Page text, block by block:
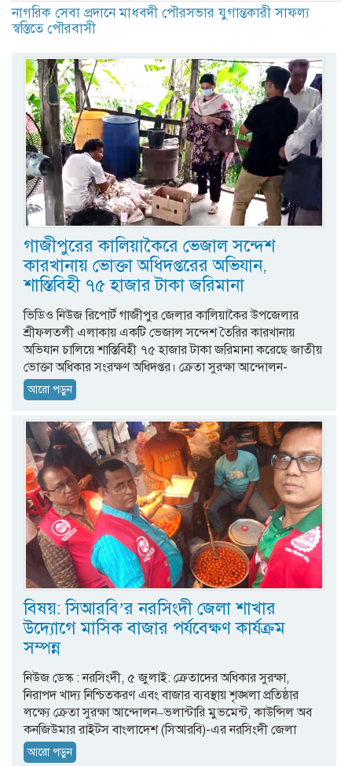
নাগরিক সেবা প্রদানে মাধবদী পৌরসভার যুগান্তকারী সাফল্য
স্বস্তিতে পৌরবাসী
গাজীপুরের কালিয়াকৈরে ভেজাল সন্দেশ
কারখানায় ভোক্তা অধিদপ্তরের অভিযান,
শাস্তিবিহী ৭৫ হাজার টাকা জরিমানা
ভিডিও নিউজ রিপোর্ট গাজীপুর জেলার কালিয়াকৈর উপজেলার
শ্রীফলতলী এলাকায় একটি ভেজাল সন্দেশ তৈরির কারখানায়
অভিযান চালিয়ে শাস্তিবিহী ৭৫ হাজার টাকা জরিমানা করেছে জাতীয়
ভোক্তা অধিকার সংরক্ষণ অধিদপ্তর। ক্রেতা সুরক্ষা আন্দোলন-
আরো পড়ুন
বিষয়: সিআরবি’র নরসিংদী জেলা শাখার
উদ্যোগে মাসিক বাজার পর্যবেক্ষণ কার্যক্রম
সম্পন্ন
নিউজ ডেস্ক : নরসিংদী, ৫ জুলাই: ক্রেতাদের অধিকার সুরক্ষা,
নিরাপদ খাদ্য নিশ্চিতকরণ এবং বাজার ব্যবস্থায় শৃঙ্খলা প্রতিষ্ঠার
লক্ষ্যে ক্রেতা সুরক্ষা আন্দোলন–ভলান্টারি মুভমেন্ট, কাউন্সিল অব
কনজিউমার রাইটস বাংলাদেশ (সিআরবি)-এর নরসিংদী জেলা
আরো পড়ুন